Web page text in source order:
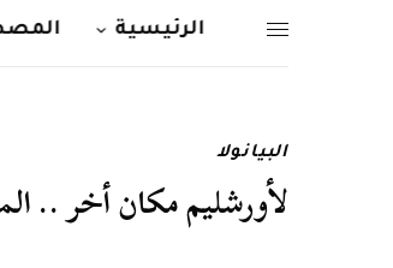
الرئيسية
البيانولا
لأورشليم مكان أخر ..